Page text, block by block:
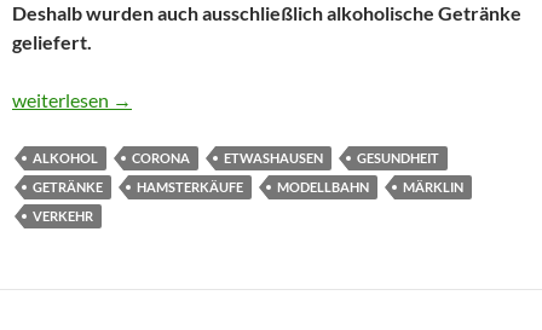
Deshalb wurden auch ausschließlich alkoholische Getränke
geliefert.
Getränke für eine lange Zeit
weiterlesen →
ALKOHOL CORONA ETWASHAUSEN
GESUNDHEIT
GETRÄNKE
HAMSTERKÄUFE MODELLBAHN
MÄRKLIN
VERKEHR